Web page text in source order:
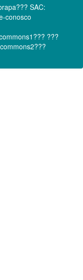
SAC:
conosco
???